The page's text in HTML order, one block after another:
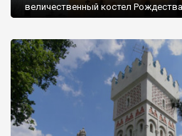
величественный костел
ко